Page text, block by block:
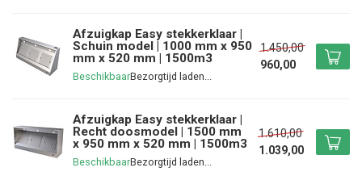
Afzuigkap Easy stekkerklaar |
Schuin model | 1000 mm x 950
mm x 520 mm | 1500m3
Beschikbaar
1.450,00
960,00
Afzuigkap Easy stekkerklaar |
Recht doosmodel | 1500 mm
x 950 mm x 520 mm | 1500m3
Beschikbaar
1.610,00
1.039,00